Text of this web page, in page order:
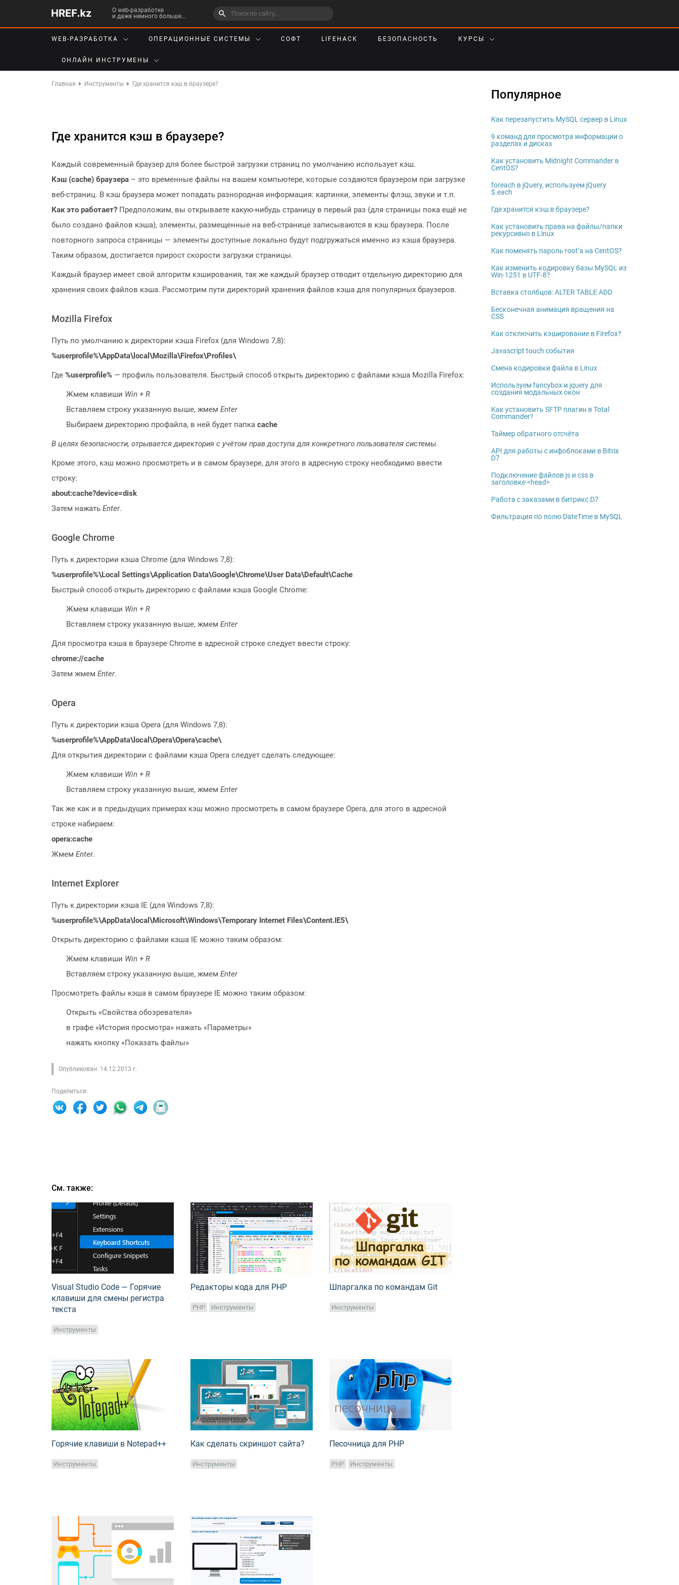
О web-разработке
и даже немного больше...
WEB-РАЗРАБОТКА ОПЕРАЦИОННЫЕ СИСТЕМЫ СОФТ LIFEHACK БЕЗОПАСНОСТЬ КУРСЫ
ОНЛАЙН ИНСТРУМЕНЫ
Главная Инструменты Где хранится кэш в браузере?
Где хранится кэш в браузере?
Каждый современный браузер для более быстрой загрузки страниц по умолчанию использует кэш.
Кэш (cache) браузера – это временные файлы на вашем компьютере, которые создаются браузером при загрузке
веб-страниц. В кэш браузера может попадать разнородная информация: картинки, элементы флэш, звуки и т.п.
Как это работает? Предположим, вы открываете какую-нибудь страницу в первый раз (для страницы пока ещё не
было создано файлов кэша), элементы, размещенные на веб-странице записываются в кэш браузера. После
повторного запроса страницы — элементы доступные локально будут подгружаться именно из кэша браузера.
Таким образом, достигается прирост скорости загрузки страницы.
Каждый браузер имеет свой алгоритм кэширования, так же каждый браузер отводит отдельную директорию для
хранения своих файлов кэша. Рассмотрим пути директорий хранения файлов кэша для популярных браузеров.
Mozilla Firefox
Путь по умолчанию к директории кэша Firefox (для Windows 7,8):
%userprofile%\AppData\local\Mozilla\Firefox\Profiles\
Где %userprofile% — профиль пользователя. Быстрый способ открыть директорию с файлами кэша Mozilla Firefox:
Жмем клавиши Win + R
Вставляем строку указанную выше, жмем Enter
Выбираем директорию профайла, в ней будет папка cache
В целях безопасности, отрывается директория с учётом прав доступа для конкретного пользователя системы.
Кроме этого, кэш можно просмотреть и в самом браузере, для этого в адресную строку необходимо ввести
строку:
about:cache?device=disk
Затем нажать Enter.
Google Chrome
Путь к директории кэша Chrome (для Windows 7,8):
%userprofile%\Local Settings\Application Data\Google\Chrome\User Data\Default\Cache
Быстрый способ открыть директорию с файлами кэша Google Chrome:
Жмем клавиши Win + R
Вставляем строку указанную выше, жмем Enter
Для просмотра кэша в браузере Chrome в адресной строке следует ввести строку:
chrome://cache
Затем жмем Enter.
Opera
Путь к директории кэша Opera (для Windows 7,8):
%userprofile%\AppData\local\Opera\Opera\cache\
Для открытия директории с файлами кэша Opera следует сделать следующее:
Жмем клавиши Win + R
Вставляем строку указанную выше, жмем Enter
Так же как и в предыдущих примерах кэш можно просмотреть в самом браузере Opera, для этого в адресной
строке набираем:
opera:cache
Жмем Enter.
Internet Explorer
Путь к директории кэша IE (для Windows 7,8):
%userprofile%\AppData\local\Microsoft\Windows\Temporary Internet Files\Content.IE5\
Открыть директорию с файлами кэша IE можно таким образом:
Жмем клавиши Win + R
Вставляем строку указанную выше, жмем Enter
Просмотреть файлы кэша в самом браузере IE можно таким образом:
Открыть «Свойства обозревателя»
в графе «История просмотра» нажать «Параметры»
нажать кнопку «Показать файлы»
Опубликован: 14.12.2013 г.
Поделиться:
См. также:
Visual Studio Code — Горячие
клавиши для смены регистра
текста
Инструменты
Редакторы кода для PHP
PHP Инструменты
Шпаргалка по командам Git
Инструменты
Горячие клавиши в Notepad++
Инструменты
Как сделать скриншот сайта?
Инструменты
Песочница для PHP
PHP Инструменты
Популярное
Как перезапустить MySQL сервер в Linux
9 команд для просмотра информации о
разделах и дисках
Как установить Midnight Commander в
CentOS?
foreach в jQuery, используем jQuery
$.each
Где хранится кэш в браузере?
Как установить права на файлы/папки
рекурсивно в Linux
Как поменять пароль root’а на CentOS?
Как изменить кодировку базы MySQL из
Win-1251 в UTF-8?
Вставка столбцов: ALTER TABLE ADD
Бесконечная анимация вращения на
CSS
Как отключить кэширование в Firefox?
Javascript touch события
Смена кодировки файла в Linux
Используем fancybox и jquery для
создания модальных окон
Как установить SFTP плагин в Total
Commander?
Таймер обратного отсчёта
API для работы с инфоблоками в Bitrix
D7
Подключение файлов js и css в
заголовке <head>
Работа с заказами в битрикс D7
Фильтрация по полю DateTime в MySQL